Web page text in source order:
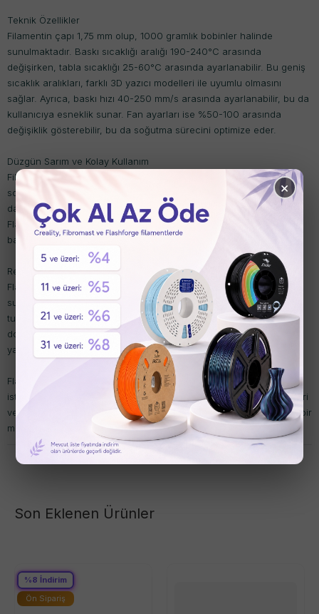
Teknik Özellikler
Filamentin çapı 1,75 mm olup, 1000 gramlık bobinler halinde
sunulmaktadır. Baskı sıcaklığı aralığı 190-240°C arasında
değişirken, tabla sıcaklığı 25-60°C arasında ayarlanabilir. Bu geniş
sıcaklık aralıkları, farklı 3D yazıcı modelleri ile uyumlu olmasını
sağlar. Ayrıca, baskı hızı 40-250 mm/s arasında ayarlanabilir, bu da
kullanıcıya esneklik sunar. Fan ayarları ise %50-100 arasında
değişiklik gösterebilir, bu da soğutma sürecini optimize eder.
Düzgün Sarım ve Kolay Kullanım
Filamentin düzgün sarımı, yazıcıda tıkanma veya kopma gibi
sorunların önüne geçer. Bu özellik, kullanıcıların baskı sürecinde
daha az sorunla karşılaşmasını sağlar ve iş akışını hızlandırır.
Flashforge PLA Pro, kullanıcı dostu bir deneyim sunarak, hem yeni
başlayanlar hem de deneyimli kullanıcılar için idealdir.
Renk Seçenekleri
Flashforge, bu filament serisini çeşitli renk seçenekleri ile
sunmaktadır. Beyaz, gri, gümüş, kırmızı, mavi, mor, sarı, siyah,
turuncu ve yeşil gibi renk alternatifleri, projelerinize estetik bir
dokunuş katmanıza olanak tanır. Bu çeşitlilik, tasarımlarınızda
yaratıcılığınızı sergilemenizi sağlar.
Flashforge PLA Pro filamenti, yüksek kaliteli baskılar elde etmek
isteyen herkes için mükemmel bir tercihtir. Gelişmiş teknik özellikleri
ve geniş renk yelpazesi ile projelerinizi bir üst seviyeye taşıyacak bir
malzeme sunar.
Son Eklenen Ürünler
%8 İndirim
Ön Sipariş
×